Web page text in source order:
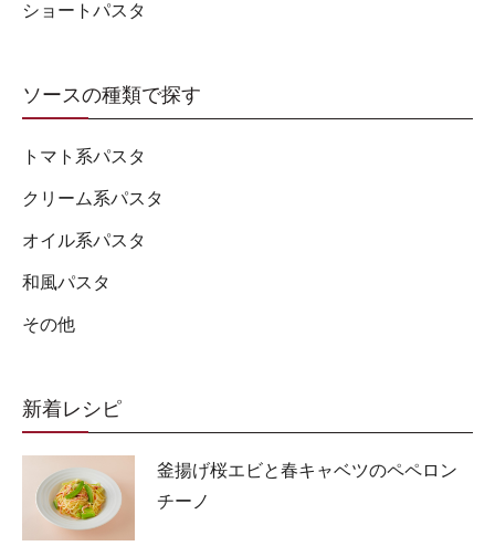
ショートパスタ
ソースの種類で探す
トマト系パスタ
クリーム系パスタ
オイル系パスタ
和風パスタ
その他
新着レシピ
釜揚げ桜エビと春キャベツのペペロン
チーノ